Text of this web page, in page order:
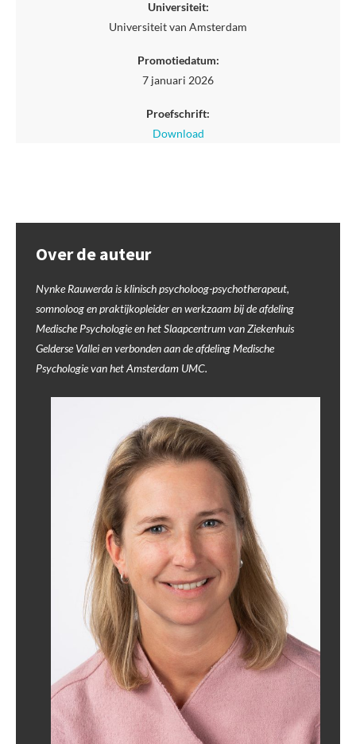
Universiteit:
Universiteit van Amsterdam
Promotiedatum:
7 januari 2026
Proefschrift:
Download
Over de auteur
Nynke Rauwerda is klinisch psycholoog-psychotherapeut,
somnoloog en praktijkopleider en werkzaam bij de afdeling
Medische Psychologie en het Slaapcentrum van Ziekenhuis
Gelderse Vallei en verbonden aan de afdeling Medische
Psychologie van het Amsterdam UMC.